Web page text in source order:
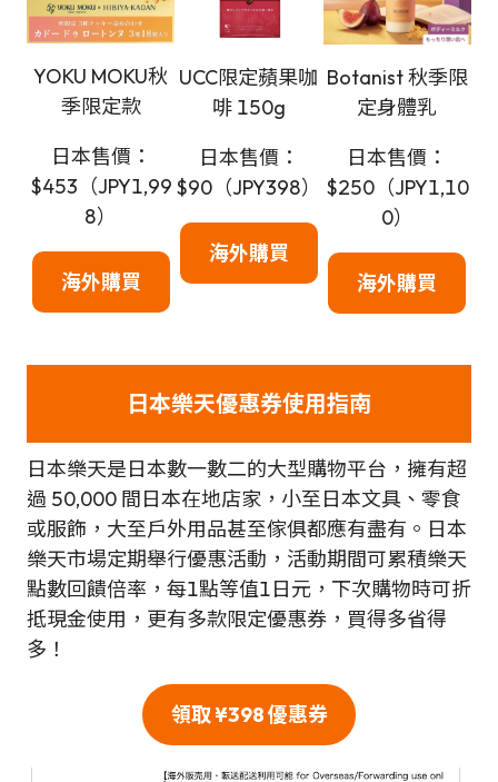
YOKU MOKU秋
季限定款
日本售價：
$453（JPY1,99
8）
海外購買
UCC限定蘋果咖
啡 150g
日本售價：
$90（JPY398）
海外購買
Botanist 秋季限
定身體乳
日本售價：
$250（JPY1,10
0）
海外購買
日本樂天優惠券使用指南
日本樂天是日本數一數二的大型購物平台，擁有超
過 50,000 間日本在地店家，小至日本文具、零食
或服飾，大至戶外用品甚至傢俱都應有盡有。日本
樂天市場定期舉行優惠活動，活動期間可累積樂天
點數回饋倍率，每1點等值1日元，下次購物時可折
抵現金使用，更有多款限定優惠券，買得多省得
多！
領取 ¥398 優惠券